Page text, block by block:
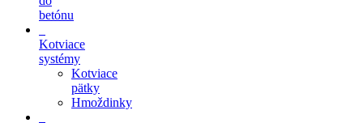
betónu
Kotviace
systémy
Kotviace
pätky
Hmoždinky